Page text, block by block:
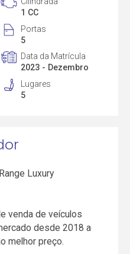
1 CC
Portas
5
Data da Matrícula
2023 - Dezembro
Lugares
5
Luxury
venda de veículos
desde 2018 a
melhor preço.